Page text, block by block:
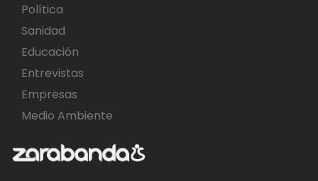
Política
Sanidad
Educación
Entrevistas
Empresas
Medio Ambiente